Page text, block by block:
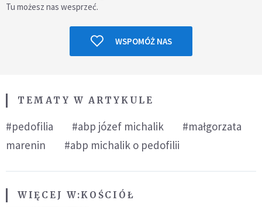
Tu możesz nas wesprzeć.
WSPOMÓŻ NAS
TEMATY W ARTYKULE
#pedofilia #abp józef michalik
#małgorzata
marenin
#abp michalik o pedofilii
WIĘCEJ W:KOŚCIÓŁ